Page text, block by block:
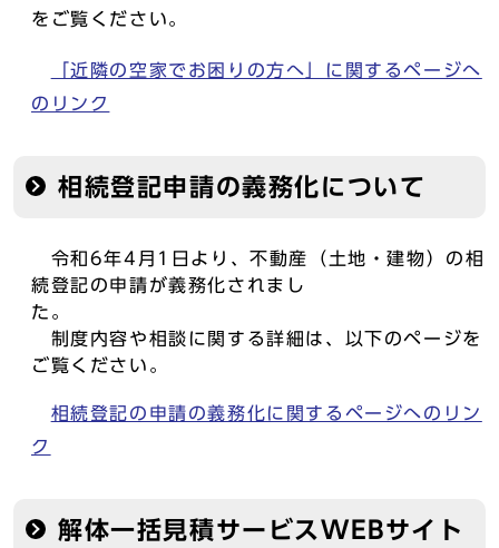
をご覧ください。
「近隣の空家でお困りの方へ」に関するページへ
のリンク
相続登記申請の義務化について
令和6年4月1日より、不動産（土地・建物）の相
続登記の申請が義務化されまし
た。
制度内容や相談に関する詳細は、以下のページを
ご覧ください。
相続登記の申請の義務化に関するページへのリン
ク
解体一括見積サービスWEBサイト